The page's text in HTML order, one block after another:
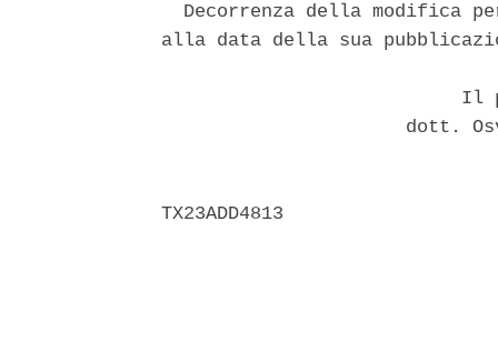
Decorrenza della modifica
alla data della sua
Il
dott.